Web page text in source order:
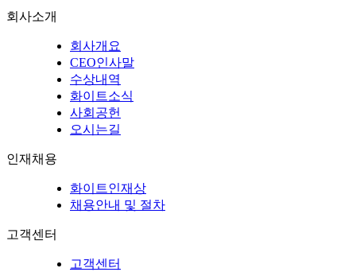
회사소개
회사개요
CEO인사말
수상내역
화이트소식
사회공헌
오시는길
인재채용
화이트인재상
채용안내 및 절차
고객센터
고객센터